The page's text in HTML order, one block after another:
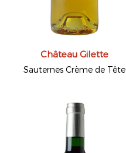
Château Gilette
Sauternes Crème de Tête